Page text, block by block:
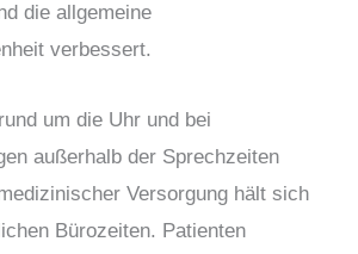
die allgemeine
verbessert.
um die Uhr und bei
außerhalb der Sprechzeiten
Versorgung hält sich
Bürozeiten. Patienten